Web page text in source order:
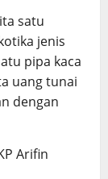
satu
jenis
pipa kaca
uang tunai
dengan
Arifin